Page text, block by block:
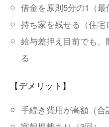
借金を原則5分の1（
持ち家を残せる（住宅
給与差押え目前でも
る
【デメリット】
手続き費用が高額（合